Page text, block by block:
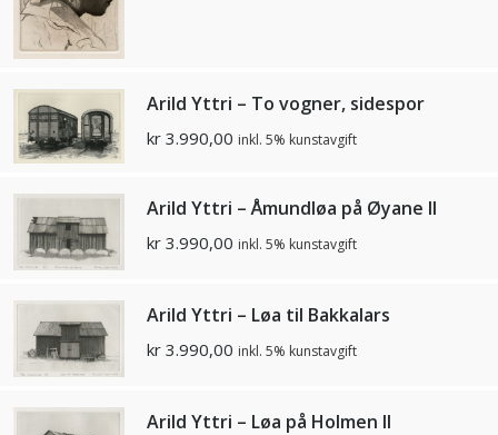
Arild Yttri – To vogner, sidespor
kr 3.990,00 inkl. 5% kunstavgift
Arild Yttri – Åmundløa på Øyane II
kr 3.990,00 inkl. 5% kunstavgift
Arild Yttri – Løa til Bakkalars
kr 3.990,00 inkl. 5% kunstavgift
Arild Yttri – Løa på Holmen II